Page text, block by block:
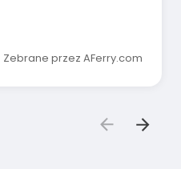
Zebrane przez AFerry.com